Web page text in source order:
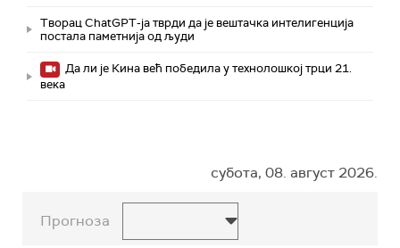
Творац ChatGPT-ја тврди да је вештачка интелигенција
постала паметнија од људи
Да ли је Кина већ победила у технолошкој трци 21.
века
субота, 08. август 2026.
Прогноза